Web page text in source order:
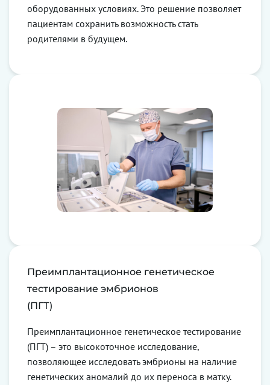
оборудованных условиях. Это решение позволяет
пациентам сохранить возможность стать
родителями в будущем.
Преимплантационное генетическое
тестирование эмбрионов
(ПГТ)
Преимплантационное генетическое тестирование
(ПГТ) – это высокоточное исследование,
позволяющее исследовать эмбрионы на наличие
генетических аномалий до их переноса в матку.